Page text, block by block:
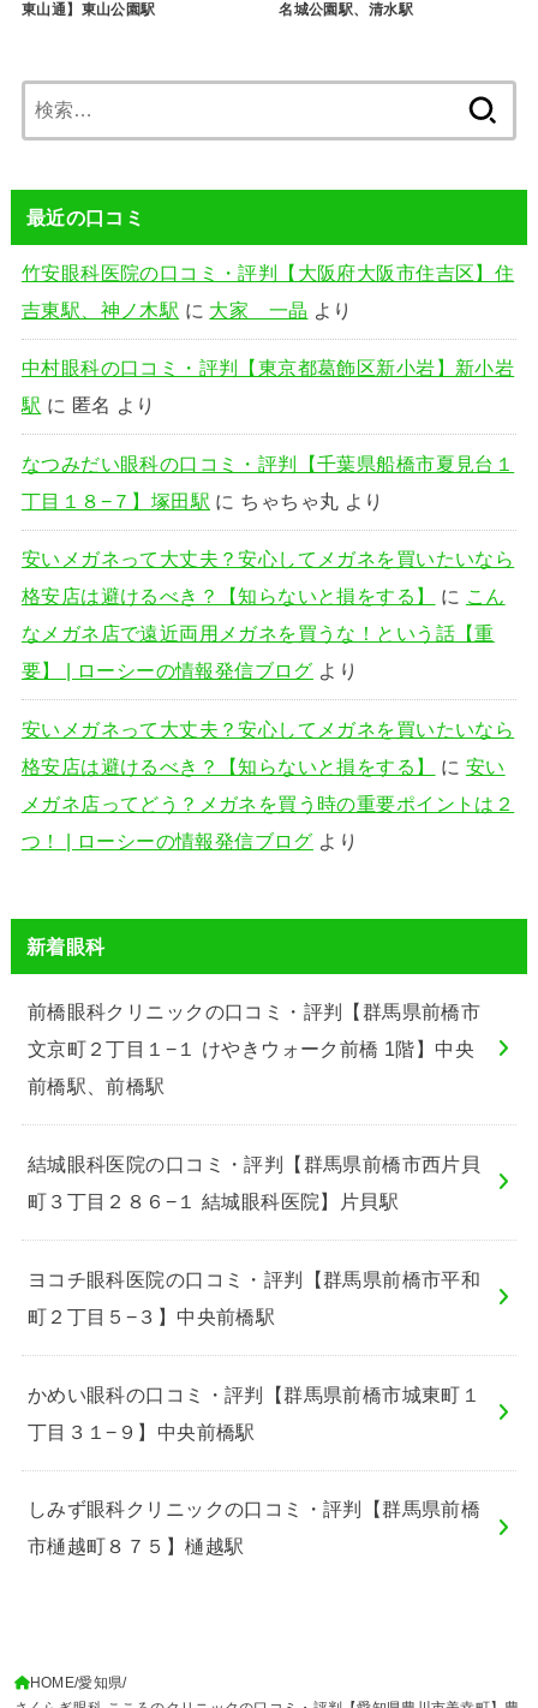
東山通】東山公園駅
名城公園駅、清水駅
索:
最近の口コミ
竹安眼科医院の口コミ・評判【大阪府大阪市住吉区】住
吉東駅、神ノ木駅 に 大家 一晶 より
中村眼科の口コミ・評判【東京都葛飾区新小岩】新小岩
駅 に 匿名 より
なつみだい眼科の口コミ・評判【千葉県船橋市夏見台１
丁目１８−７】塚田駅 に ちゃちゃ丸 より
安いメガネって大丈夫？安心してメガネを買いたいなら
格安店は避けるべき？【知らないと損をする】
に こん
なメガネ店で遠近両用メガネを買うな！という話【重
要】 | ローシーの情報発信ブログ より
安いメガネって大丈夫？安心してメガネを買いたいなら
格安店は避けるべき？【知らないと損をする】
に 安い
メガネ店ってどう？メガネを買う時の重要ポイントは２
つ！ | ローシーの情報発信ブログ より
新着眼科
前橋眼科クリニックの口コミ・評判【群馬県前橋市
文京町２丁目１−１ けやきウォーク前橋 1階】中央
前橋駅、前橋駅
結城眼科医院の口コミ・評判【群馬県前橋市西片貝
町３丁目２８６−１ 結城眼科医院】片貝駅
ヨコチ眼科医院の口コミ・評判【群馬県前橋市平和
町２丁目５−３】中央前橋駅
かめい眼科の口コミ・評判【群馬県前橋市城東町１
丁目３１−９】中央前橋駅
しみず眼科クリニックの口コミ・評判【群馬県前橋
市樋越町８７５】樋越駅
HOME 愛知県